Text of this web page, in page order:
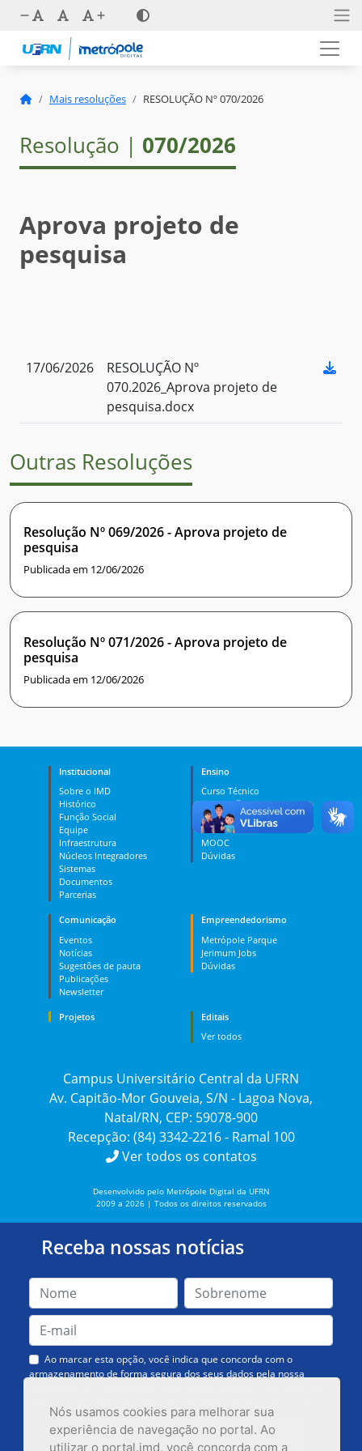
Nós usamos cookies para melhorar sua
experiência de navegação no portal. Ao
utilizar o portal.imd, você concorda com a
Mais resoluções RESOLUÇÃO Nº 070/2026
Resolução | 070/2026
Aprova projeto de
pesquisa
17/06/2026
RESOLUÇÃO Nº
070.2026_Aprova projeto de
pesquisa.docx
Outras Resoluções
Resolução Nº 069/2026 - Aprova projeto de
pesquisa
Publicada em 12/06/2026
Resolução Nº 071/2026 - Aprova projeto de
pesquisa
Publicada em 12/06/2026
Institucional
Sobre o IMD
Histórico
Função Social
Equipe
Infraestrutura
Núcleos Integradores
Sistemas
Documentos
Parcerias
Ensino
Curso Técnico
Graduação
Pós-graduação
PES
MOOC
Dúvidas
Comunicação
Eventos
Notícias
Sugestões de pauta
Publicações
Newsletter
Empreendedorismo
Metrópole Parque
Jerimum Jobs
Dúvidas
Projetos
Editais
Ver todos
Campus Universitário Central da UFRN
Av. Capitão-Mor Gouveia, S/N - Lagoa Nova,
Natal/RN, CEP: 59078-900
Recepção: (84) 3342-2216 - Ramal 100
Ver todos os contatos
Desenvolvido pelo Metrópole Digital da UFRN
2009 a 2026 | Todos os direitos reservados
Receba nossas notícias
Ao marcar esta opção, você indica que concorda com o
armazenamento de forma segura dos seus dados pela nossa